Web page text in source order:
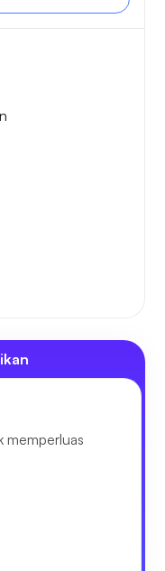
memperluas